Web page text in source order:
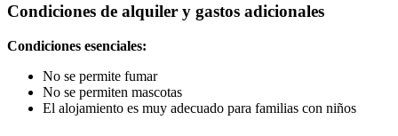
Condiciones de alquiler y gastos adicionales
Condiciones esenciales:
No se permite fumar
No se permiten mascotas
El alojamiento es muy adecuado para familias con niños